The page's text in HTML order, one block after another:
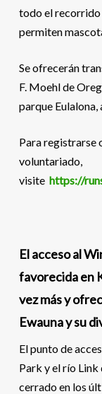
todo el recorrido
permiten
Se ofrecerán
F. Moehl de
parque Eulalona,
Para registrarse
voluntariado,
visite https://
El acceso al
favorecida en
vez más y
Ewauna y su
El punto de
Park y el río
cerrado en los